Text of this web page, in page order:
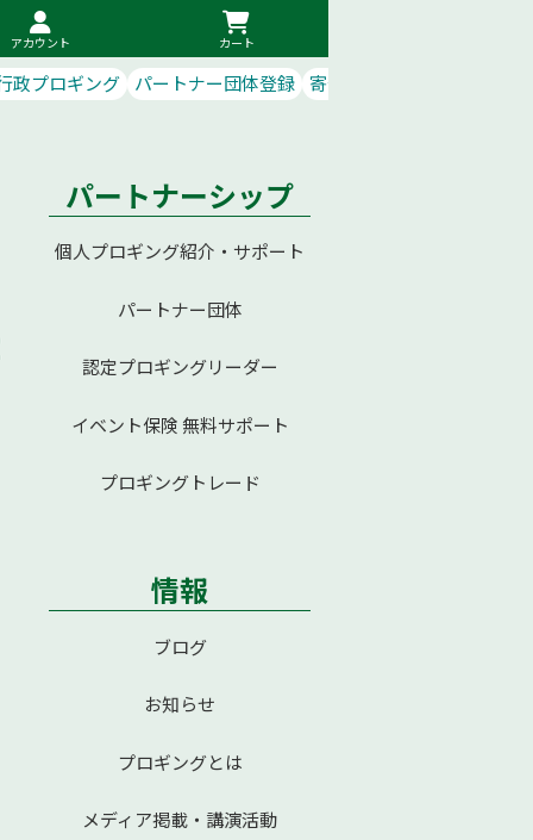
アカウント カート
政プロギング パートナー団体登録 寄付で応援
パートナーシップ
個人プロギング紹介・サポート
パートナー団体
認定プロギングリーダー
イベント保険 無料サポート
プロギングトレード
情報
ブログ
お知らせ
プロギングとは
メディア掲載・講演活動